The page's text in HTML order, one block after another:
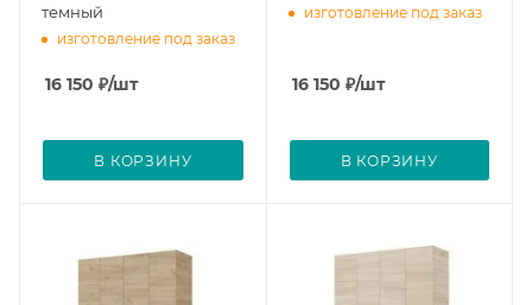
темный
изготовление под заказ
16 150 ₽/шт
В КОРЗИНУ
изготовление под заказ
16 150 ₽/шт
В КОРЗИНУ